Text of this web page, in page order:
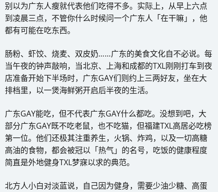
别以为广东人瘦就代表他们吃得不多。实际上，从早上六点
到凌晨三点，不管你什么时候问一个广东人「在干嘛」，他
都有可能在吃东西。
肠粉、虾饺、烧麦、双皮奶……广东的美食文化自不必说。每
当午夜的钟声敲响，当北京、上海和成都的TXL刚刚打车到夜
店准备开始下半场时，广东GAY们则约上三两好友，坐在大
排档里，以一煲海鲜粥开启后半夜的生活。
广东GAY能吃，但不代表广东GAY什么都吃。没想到吧，大
部分广东GAY既不吃老鼠，也不吃猫，但福建TXL高居必吃榜
第一位。他们还极其注重养生，火锅、炸鸡，以及一切高糖
高油的食物，都会被冠以「热气」的名号，吃饭的健康程度
简直是外地健身TXL梦寐以求的典范。
北方人小白对淡蓝说，自己因为健身，需要少油少糖、高蛋